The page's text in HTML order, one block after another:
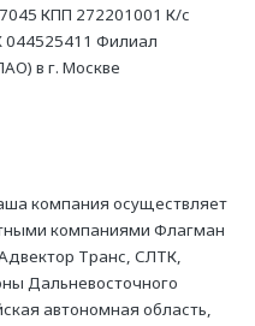
КПП 272201001 К/с
044525411 Филиал
в г. Москве
компания осуществляет
компаниями Флагман
Транс, СЛТК,
Дальневосточного
автономная область,